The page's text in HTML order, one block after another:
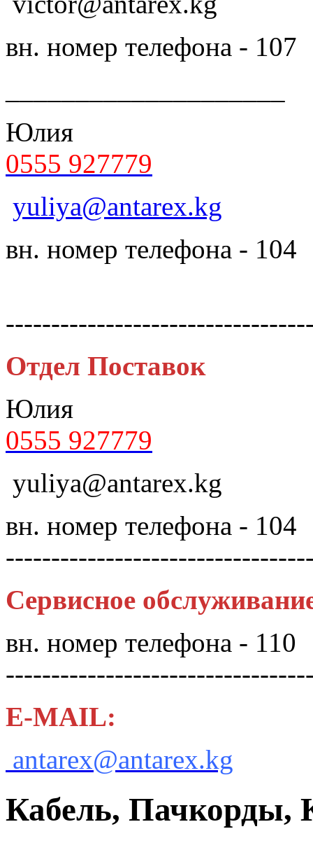
вн. номер телефона - 107
Юлия
0555 927779
yuliya@antarex.kg
вн. номер телефона - 104
Отдел Поставок
Юлия
0555 927779
yuliya@antarex.kg
вн. номер телефона - 104
Сервисное
вн. номер телефона - 110
E-MAIL:
antarex@antarex.kg
Кабель, Пачкорды,